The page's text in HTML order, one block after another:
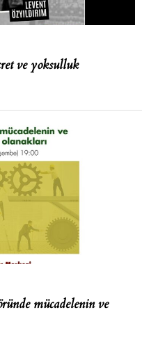
ve yoksulluk
mücadelenin ve